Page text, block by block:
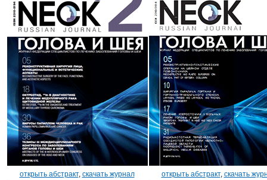
открыть абстракт, скачать журнал открыть абстракт, скачать